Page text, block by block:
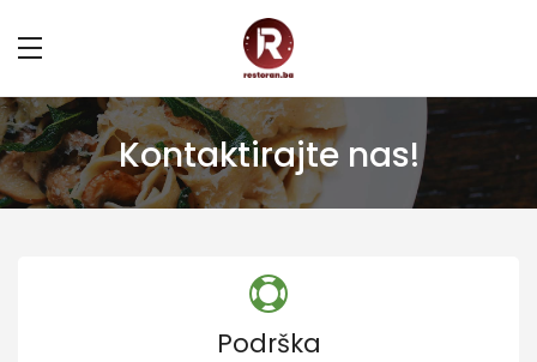
Kontaktirajte nas!
Podrška